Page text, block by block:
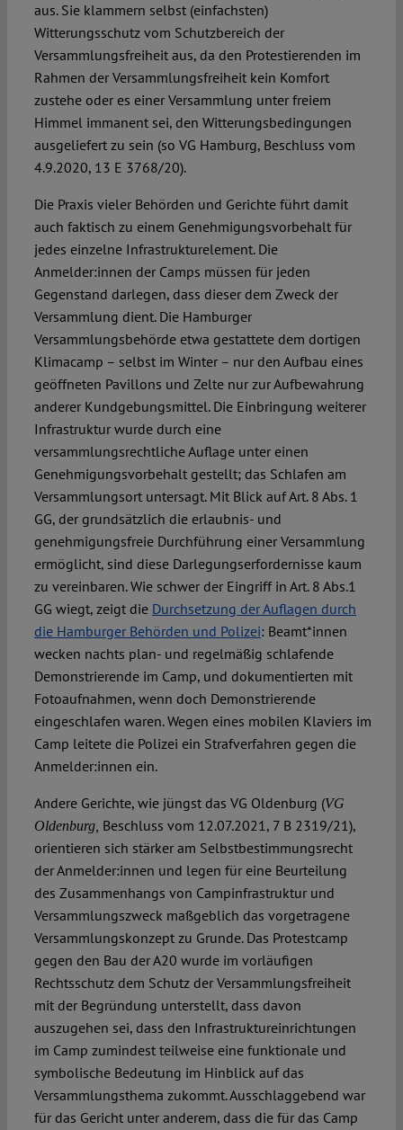
aus. Sie klammern selbst (einfachsten)
Witterungsschutz vom Schutzbereich der
Versammlungsfreiheit aus, da den Protestierenden im
Rahmen der Versammlungsfreiheit kein Komfort
zustehe oder es einer Versammlung unter freiem
Himmel immanent sei, den Witterungsbedingungen
ausgeliefert zu sein (so VG Hamburg, Beschluss vom
4.9.2020, 13 E 3768/20).
Die Praxis vieler Behörden und Gerichte führt damit
auch faktisch zu einem Genehmigungsvorbehalt für
jedes einzelne Infrastrukturelement. Die
Anmelder:innen der Camps müssen für jeden
Gegenstand darlegen, dass dieser dem Zweck der
Versammlung dient. Die Hamburger
Versammlungsbehörde etwa gestattete dem dortigen
Klimacamp – selbst im Winter – nur den Aufbau eines
geöffneten Pavillons und Zelte nur zur Aufbewahrung
anderer Kundgebungsmittel. Die Einbringung weiterer
Infrastruktur wurde durch eine
versammlungsrechtliche Auflage unter einen
Genehmigungsvorbehalt gestellt; das Schlafen am
Versammlungsort untersagt. Mit Blick auf Art. 8 Abs. 1
GG, der grundsätzlich die erlaubnis- und
genehmigungsfreie Durchführung einer Versammlung
ermöglicht, sind diese Darlegungserfordernisse kaum
zu vereinbaren. Wie schwer der Eingriff in Art. 8 Abs.1
GG wiegt, zeigt die Durchsetzung der Auflagen durch
die Hamburger Behörden und Polizei: Beamt*innen
wecken nachts plan- und regelmäßig schlafende
Demonstrierende im Camp, und dokumentierten mit
Fotoaufnahmen, wenn doch Demonstrierende
eingeschlafen waren. Wegen eines mobilen Klaviers im
Camp leitete die Polizei ein Strafverfahren gegen die
Anmelder:innen ein.
Andere Gerichte, wie jüngst das VG Oldenburg (VG
Oldenburg, Beschluss vom 12.07.2021, 7 B 2319/21),
orientieren sich stärker am Selbstbestimmungsrecht
der Anmelder:innen und legen für eine Beurteilung
des Zusammenhangs von Campinfrastruktur und
Versammlungszweck maßgeblich das vorgetragene
Versammlungskonzept zu Grunde. Das Protestcamp
gegen den Bau der A20 wurde im vorläufigen
Rechtsschutz dem Schutz der Versammlungsfreiheit
mit der Begründung unterstellt, dass davon
auszugehen sei, dass den Infrastruktureinrichtungen
im Camp zumindest teilweise eine funktionale und
symbolische Bedeutung im Hinblick auf das
Versammlungsthema zukommt. Ausschlaggebend war
für das Gericht unter anderem, dass die für das Camp